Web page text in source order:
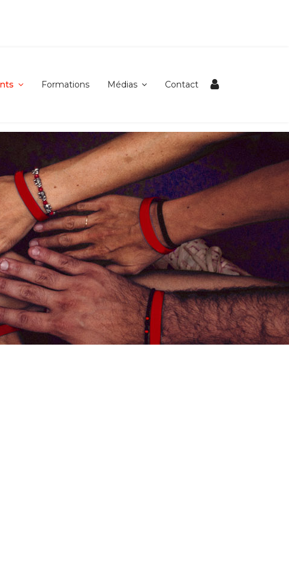
Formations Médias Contact